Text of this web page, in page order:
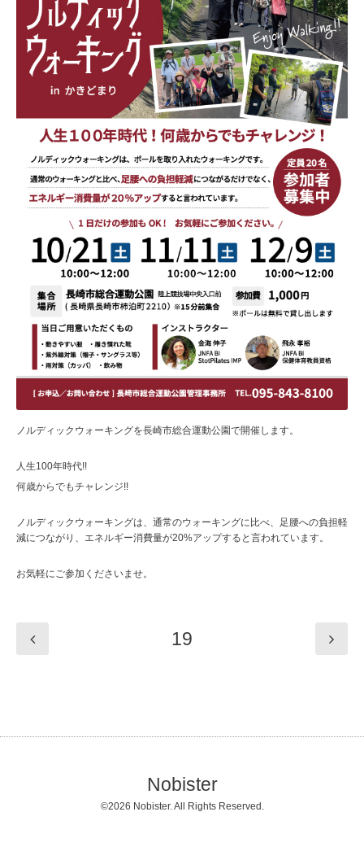
ノルディックウォーキングを長崎市総合運動公園で開催します。
人生100年時代!!
何歳からでもチャレンジ!!
ノルディックウォーキングは、通常のウォーキングに比べ、足腰への負担軽
減につながり、エネルギー消費量が20%アップすると言われています。
お気軽にご参加くださいませ。
19
Nobister
©2026 Nobister. All Rights Reserved.